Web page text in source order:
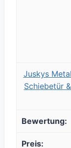
Juskys
Schiebetür